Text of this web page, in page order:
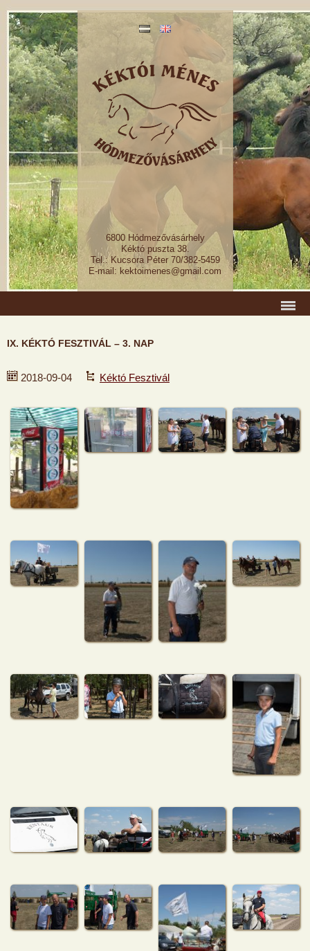
6800 Hódmezővásárhely
Kéktó puszta 38.
Tel.: Kucsora Péter 70/382-5459
E-mail: kektoimenes@gmail.com
IX. KÉKTÓ FESZTIVÁL – 3. NAP
2018-09-04 Kéktó Fesztivál